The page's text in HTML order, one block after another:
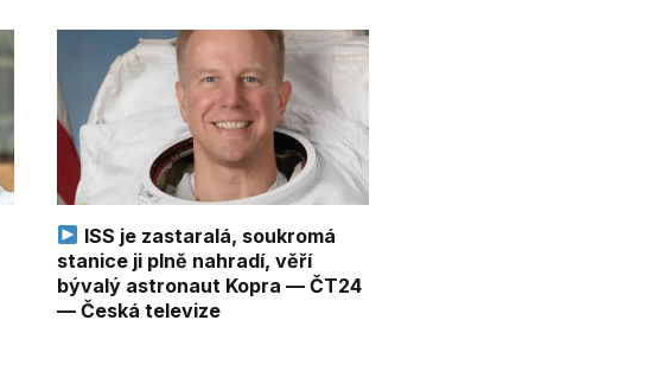
ISS je zastaralá, soukromá
stanice ji plně nahradí, věří
bývalý astronaut Kopra — ČT24
— Česká televize